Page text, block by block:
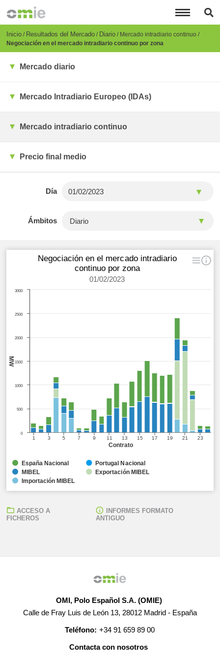
principal
Breadcrumb
Inicio Resultados del Mercado Diario Mercado intradiario continuo
Negociación en el mercado intradiario continuo por zona
Mercado diario
Mercado Intradiario Europeo (IDAs)
Mercado intradiario continuo
Precio final medio
Día
Ámbitos
Contrato
MW
Negociación en el mercado intradiario
continuo por zona
01/02/2023
1 3 5 7 9 11 13 15 17 19 21 23
0
500
1000
1500
2000
2500
3000
España Nacional Portugal Nacional
MIBEL Exportación MIBEL
Importación MIBEL
ACCESO A
FICHEROS
INFORMES FORMATO
ANTIGUO
OMI, Polo Español S.A. (OMIE)
Calle de Fray Luis de León 13, 28012 Madrid - España
Teléfono: +34 91 659 89 00
Contacta con nosotros